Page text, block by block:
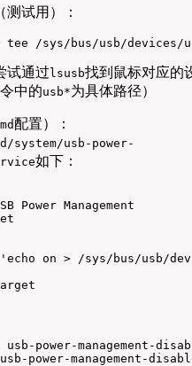
试用）：
/sys/bus/usb/devices/
试通过lsusb找到鼠标对应的
中的usb*为具体路径）
配置）：
system/usb-power-
如下：
Power Management
on > /sys/bus/usb/
power-management-
power-management-